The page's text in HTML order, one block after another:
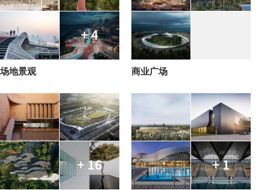
+ 4
场地景观 商业广场
+ 16 + 1